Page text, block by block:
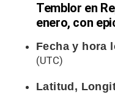
Temblor en
enero, con
Fecha y hora
(UTC)
Latitud,